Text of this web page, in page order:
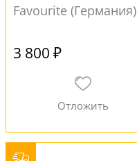
Favourite (Германия)
3 800 ₽